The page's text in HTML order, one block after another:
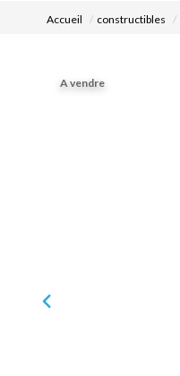
Accueil constructibles
A vendre